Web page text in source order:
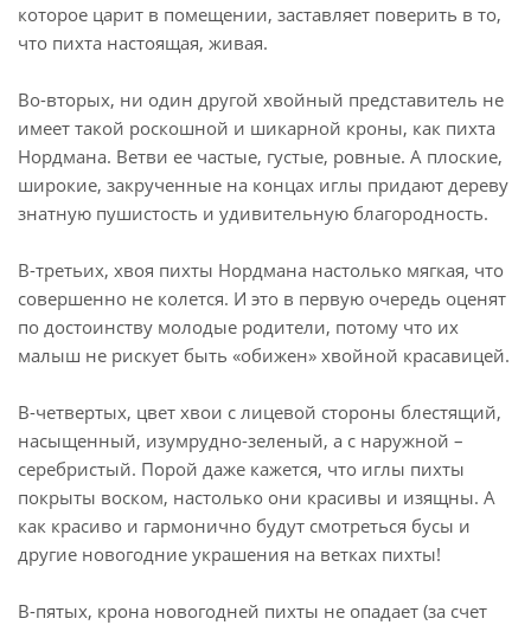
которое царит в помещении, заставляет поверить в то,
что пихта настоящая, живая.
Во-вторых, ни один другой хвойный представитель не
имеет такой роскошной и шикарной кроны, как пихта
Нордмана. Ветви ее частые, густые, ровные. А плоские,
широкие, закрученные на концах иглы придают дереву
знатную пушистость и удивительную благородность.
В-третьих, хвоя пихты Нордмана настолько мягкая, что
совершенно не колется. И это в первую очередь оценят
по достоинству молодые родители, потому что их
малыш не рискует быть «обижен» хвойной красавицей.
В-четвертых, цвет хвои с лицевой стороны блестящий,
насыщенный, изумрудно-зеленый, а с наружной –
серебристый. Порой даже кажется, что иглы пихты
покрыты воском, настолько они красивы и изящны. А
как красиво и гармонично будут смотреться бусы и
другие новогодние украшения на ветках пихты!
В-пятых, крона новогодней пихты не опадает (за счет